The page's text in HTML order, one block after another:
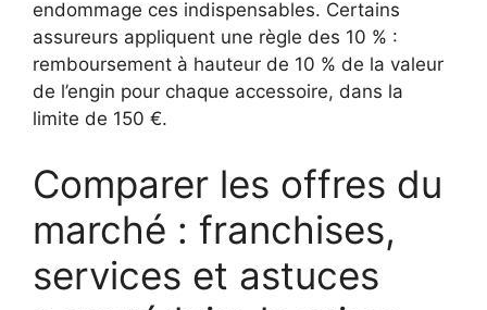
endommage ces indispensables. Certains
assureurs appliquent une règle des 10 % :
remboursement à hauteur de 10 % de la valeur
de l’engin pour chaque accessoire, dans la
limite de 150 €.
Comparer les offres du
marché : franchises,
services et astuces